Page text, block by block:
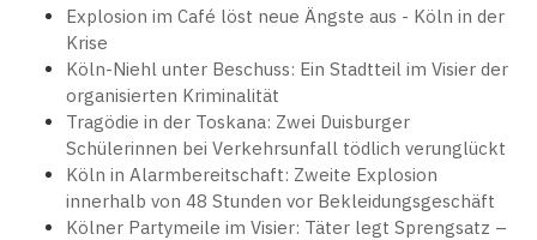
Explosion im Café löst neue Ängste aus - Köln in der
Krise
Köln-Niehl unter Beschuss: Ein Stadtteil im Visier der
organisierten Kriminalität
Tragödie in der Toskana: Zwei Duisburger
Schülerinnen bei Verkehrsunfall tödlich verunglückt
Köln in Alarmbereitschaft: Zweite Explosion
innerhalb von 48 Stunden vor Bekleidungsgeschäft
Kölner Partymeile im Visier: Täter legt Sprengsatz –